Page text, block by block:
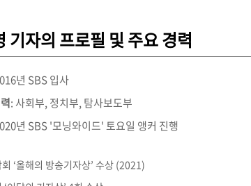
기자의 프로필 및 주요 경력
년 SBS 입사
: 사회부, 정치부, 탐사보도부
년 SBS '모닝와이드' 토요일 앵커 진행
‘올해의 방송기자상’ 수상 (2021)